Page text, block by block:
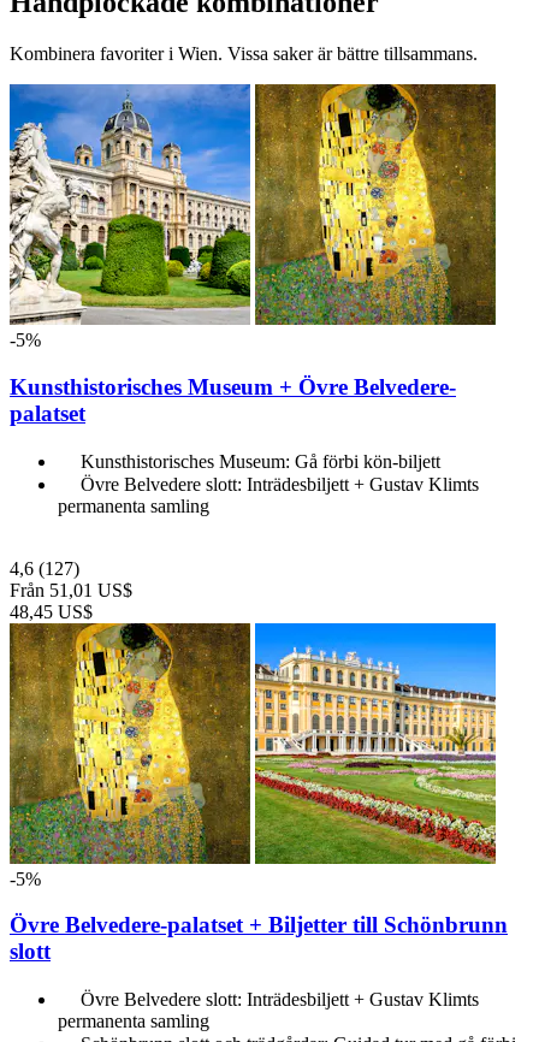
Kombinera favoriter i Wien. Vissa saker är bättre tillsammans.
-5%
Kunsthistorisches Museum + Övre Belvedere-
palatset
Kunsthistorisches Museum: Gå förbi kön-biljett
Övre Belvedere slott: Inträdesbiljett + Gustav Klimts
permanenta samling
4,6 (127)
Från 51,01 US$
48,45 US$
-5%
Övre Belvedere-palatset + Biljetter till Schönbrunn
slott
Övre Belvedere slott: Inträdesbiljett + Gustav Klimts
permanenta samling